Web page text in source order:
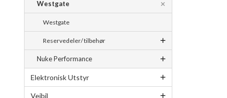
Westgate
Westgate
Reservedeler/ tilbehør
Nuke Performance
Elektronisk Utstyr
Veibil